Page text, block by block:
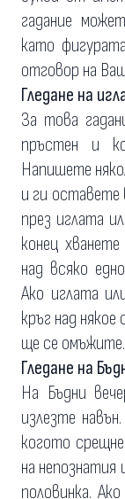
гадание
като
отговор на
Гледане на
За това
пръстен и
Напишете
и ги оставете
през иглата
конец
над всяко
Ако иглата
кръг над
ще се омъжите.
Гледане на
На Бъдни
излезте
когото
на
половинка.